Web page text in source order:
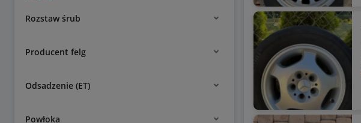
Rozstaw śrub
Producent felg
Odsadzenie (ET)
Powłoka